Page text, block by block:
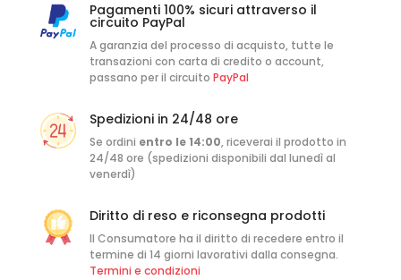
Pagamenti 100% sicuri attraverso il
circuito PayPal
A garanzia del processo di acquisto, tutte le
transazioni con carta di credito o account,
passano per il circuito PayPal
Spedizioni in 24/48 ore
Se ordini entro le 14:00, riceverai il prodotto in
24/48 ore (spedizioni disponibili dal lunedì al
venerdì)
Diritto di reso e riconsegna prodotti
Il Consumatore ha il diritto di recedere entro il
termine di 14 giorni lavorativi dalla consegna.
Termini e condizioni